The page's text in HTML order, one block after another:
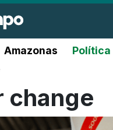
Amazonas Política
change